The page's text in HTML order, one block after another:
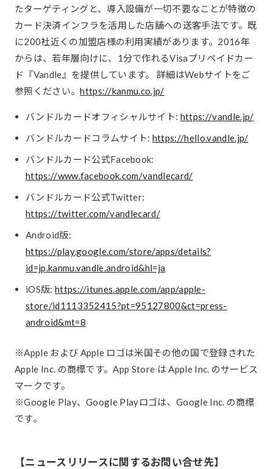
たターゲティングと、導入設備が一切不要なことが特徴の
カード決済インフラを活用した店舗への送客手法です。既
に200社近くの加盟店様の利用実績があります。2016年
からは、若年層向けに、1分で作れるVisaプリペイドカー
ド『Vandle』を提供しています。 詳細はWebサイトをご
参照ください。https://kanmu.co.jp/
バンドルカードオフィシャルサイト: https://vandle.jp/
バンドルカードコラムサイト: https://hello.vandle.jp/
バンドルカード公式Facebook:
https://www.facebook.com/vandlecard/
バンドルカード公式Twitter:
https://twitter.com/vandlecard/
Android版:
https://play.google.com/store/apps/details?
id=jp.kanmu.vandle.android&hl=ja
iOS版: https://itunes.apple.com/app/apple-
store/id1113352415?pt=95127800&ct=press-
android&mt=8
※Apple および Apple ロゴは米国その他の国で登録された
Apple Inc. の商標です。App Store は Apple Inc. のサービス
マークです。
※Google Play、Google Playロゴは、Google Inc. の商標
です。
【ニュースリリースに関するお問い合せ先】